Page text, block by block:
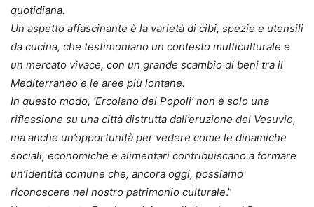
quotidiana.
Un aspetto affascinante è la varietà di cibi, spezie e utensili
da cucina, che testimoniano un contesto multiculturale e
un mercato vivace, con un grande scambio di beni tra il
Mediterraneo e le aree più lontane.
In questo modo, ‘Ercolano dei Popoli’ non è solo una
riflessione su una città distrutta dall’eruzione del Vesuvio,
ma anche un’opportunità per vedere come le dinamiche
sociali, economiche e alimentari contribuiscano a formare
un’identità comune che, ancora oggi, possiamo
riconoscere nel nostro patrimonio culturale.”